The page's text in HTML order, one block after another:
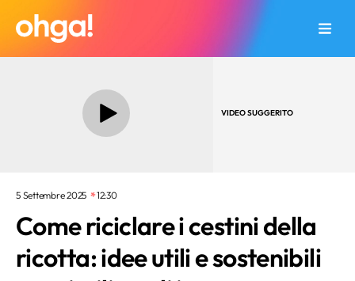
VIDEO SUGGERITO
5 Settembre 2025 12:30
Come riciclare i cestini della
ricotta: idee utili e sostenibili